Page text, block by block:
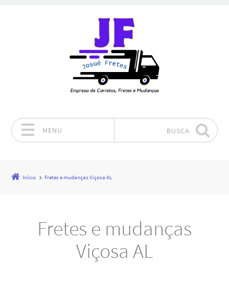
MENU BUSCA
Início Fretes e mudanças Viçosa AL
Fretes e mudanças
Viçosa AL